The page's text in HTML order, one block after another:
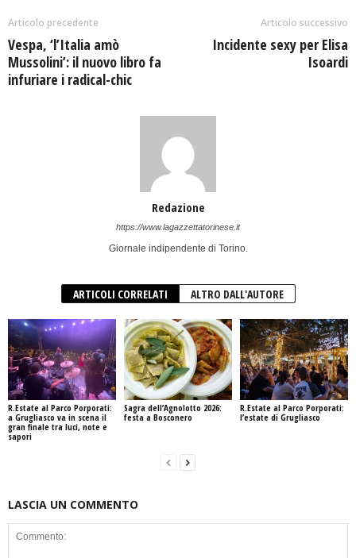
Articolo precedente
Vespa, ‘l’Italia amò
Mussolini’: il nuovo libro fa
infuriare i radical-chic
Articolo successivo
Incidente sexy per Elisa
Isoardi
Redazione
https://www.lagazzettatorinese.it
Giornale indipendente di Torino.
ARTICOLI CORRELATI ALTRO DALL'AUTORE
R.Estate al Parco Porporati:
a Grugliasco va in scena il
gran finale tra luci, note e
sapori
Sagra dell’Agnolotto 2026:
festa a Bosconero
R.Estate al Parco Porporati:
l’estate di Grugliasco
LASCIA UN COMMENTO